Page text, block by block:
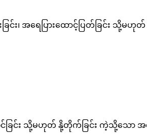
းခြင်း၊ အရေပြားထောင့်ပြတ်ခြင်း သို့မဟု
ြင်း သို့မဟုတ် နို့တိုက်ခြင်း ကဲ့သို့သော အကြ